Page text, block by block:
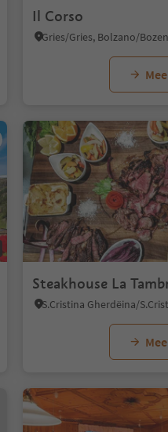
Il Corso
Steakhouse La